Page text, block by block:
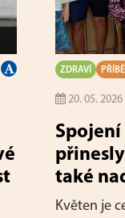
ZDRAVÍ
20. 05. 2026
Spojení
také
Květen je